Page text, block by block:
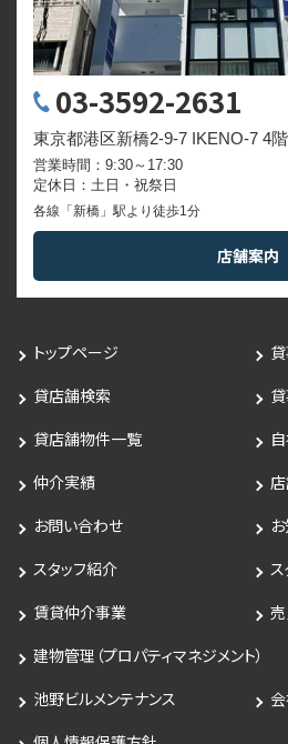
03-3592-2631
東京都港区新橋2-9-7 IKENO-7 4
営業時間：9:30～17:30
定休日：土日・祝祭日
各線「新橋」駅より徒歩1分
店舗案内
トップページ
貸店舗検索
貸店舗物件一覧
仲介実績
お問い合わせ
スタッフ紹介
ス
賃貸仲介事業
建物管理（プロパティマネジメント）
池野ビルメンテナンス